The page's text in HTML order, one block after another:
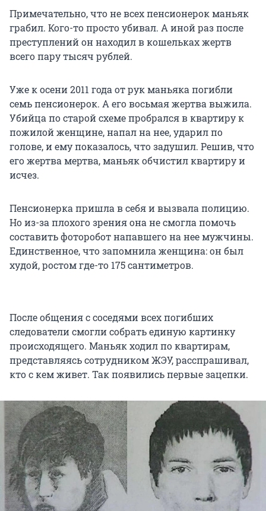
Примечательно, что не всех пенсионерок маньяк
грабил. Кого-то просто убивал. А иной раз после
преступлений он находил в кошельках жертв
всего пару тысяч рублей.
Уже к осени 2011 года от рук маньяка погибли
семь пенсионерок. А его восьмая жертва выжила.
Убийца по старой схеме пробрался в квартиру к
пожилой женщине, напал на нее, ударил по
голове, и ему показалось, что задушил. Решив, что
его жертва мертва, маньяк обчистил квартиру и
исчез.
Пенсионерка пришла в себя и вызвала полицию.
Но из-за плохого зрения она не смогла помочь
составить фоторобот напавшего на нее мужчины.
Единственное, что запомнила женщина: он был
худой, ростом где-то 175 сантиметров.
После общения с соседями всех погибших
следователи смогли собрать единую картинку
происходящего. Маньяк ходил по квартирам,
представляясь сотрудником ЖЭУ, расспрашивал,
кто с кем живет. Так появились первые зацепки.